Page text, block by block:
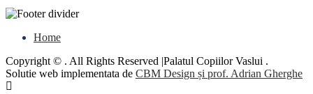
Home
Copyright © . All Rights Reserved |Palatul Copiilor Vaslui .
Solutie web implementata de CBM Design și prof. Adrian Gherghe